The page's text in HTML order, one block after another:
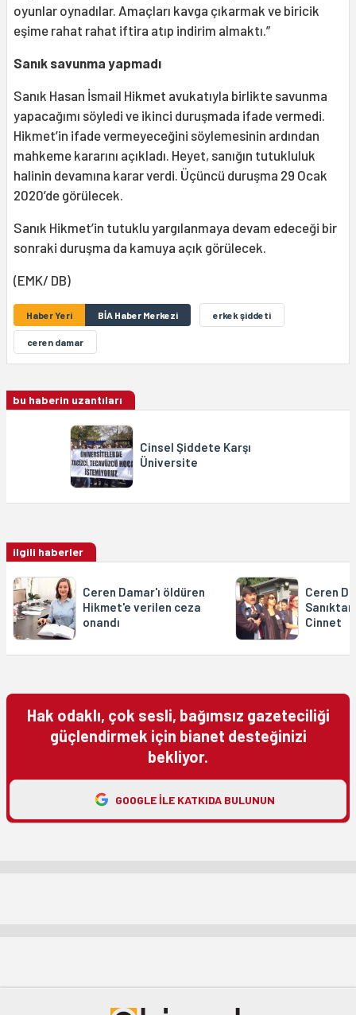
oyunlar oynadılar. Amaçları kavga çıkarmak ve biricik
eşime rahat rahat iftira atıp indirim almaktı.”
Sanık savunma yapmadı
Sanık Hasan İsmail Hikmet avukatıyla birlikte savunma
yapacağımı söyledi ve ikinci duruşmada ifade vermedi.
Hikmet’in ifade vermeyeceğini söylemesinin ardından
mahkeme kararını açıkladı. Heyet, sanığın tutukluluk
halinin devamına karar verdi. Üçüncü duruşma 29 Ocak
2020’de görülecek.
Sanık Hikmet’in tutuklu yargılanmaya devam edeceği bir
sonraki duruşma da kamuya açık görülecek.
(EMK/ DB)
Haber Yeri BİA Haber Merkezi erkek şiddeti
ceren damar
bu haberin uzantıları
Cinsel Şiddete Karşı
Üniversite
ilgili haberler
Ceren Damar'ı öldüren
Hikmet'e verilen ceza
onandı
Ceren
Cinnet
Hak odaklı, çok sesli, bağımsız gazeteciliği
güçlendirmek için bianet desteğinizi
bekliyor.
GOOGLE ILE KATKIDA BULUNUN